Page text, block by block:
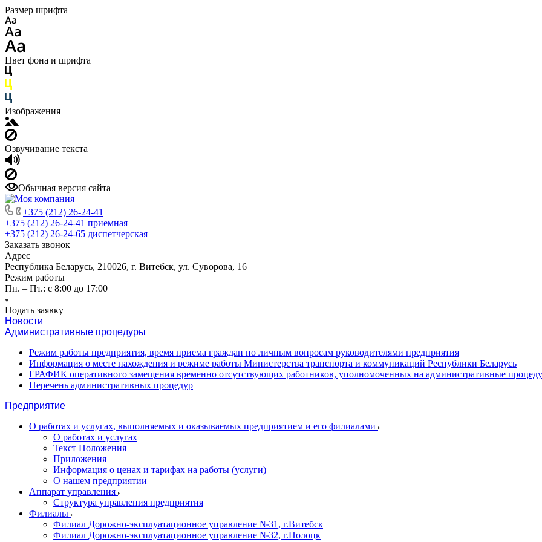
Размер шрифта
Цвет фона и шрифта
Изображения
Озвучивание текста
Обычная версия сайта
+375 (212) 26-24-41
+375 (212) 26-24-41 приемная
+375 (212) 26-24-65 диспетчерская
Заказать звонок
Адрес
Республика Беларусь, 210026, г. Витебск, ул. Суворова, 16
Режим работы
Пн. – Пт.: с 8:00 до 17:00
Подать заявку
Новости
Административные процедуры
Режим работы предприятия, время приема граждан по личным вопросам руководителями предприятия
Информация о месте нахождения и режиме работы Министерства транспорта и коммуникаций Республики Беларусь
ГРАФИК оперативного замещения временно отсутствующих работников, уполномоченных на административные
Перечень административных процедур
Предприятие
О работах и услугах, выполняемых и оказываемых предприятием и его филиалами
О работах и услугах
Текст Положения
Приложения
Информация о ценах и тарифах на работы (услуги)
О нашем предприятии
Аппарат управления
Структура управления предприятия
Филиалы
Филиал Дорожно-эксплуатационное управление №31, г.Витебск
Филиал Дорожно-эксплуатационное управление №32, г.Полоцк